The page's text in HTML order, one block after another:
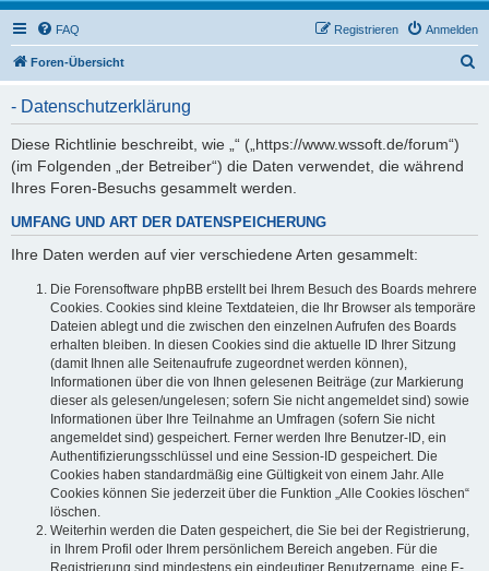
FAQ Anmelden
Registrieren
Foren-Übersicht
- Datenschutzerklärung
Diese Richtlinie beschreibt, wie „“ („https://www.wssoft.de/forum“)
(im Folgenden „der Betreiber“) die Daten verwendet, die während
Ihres Foren-Besuchs gesammelt werden.
UMFANG UND ART DER DATENSPEICHERUNG
Ihre Daten werden auf vier verschiedene Arten gesammelt:
Die Forensoftware phpBB erstellt bei Ihrem Besuch des Boards mehrere
Cookies. Cookies sind kleine Textdateien, die Ihr Browser als temporäre
Dateien ablegt und die zwischen den einzelnen Aufrufen des Boards
erhalten bleiben. In diesen Cookies sind die aktuelle ID Ihrer Sitzung
(damit Ihnen alle Seitenaufrufe zugeordnet werden können),
Informationen über die von Ihnen gelesenen Beiträge (zur Markierung
dieser als gelesen/ungelesen; sofern Sie nicht angemeldet sind) sowie
Informationen über Ihre Teilnahme an Umfragen (sofern Sie nicht
angemeldet sind) gespeichert. Ferner werden Ihre Benutzer-ID, ein
Authentifizierungsschlüssel und eine Session-ID gespeichert. Die
Cookies haben standardmäßig eine Gültigkeit von einem Jahr. Alle
Cookies können Sie jederzeit über die Funktion „Alle Cookies löschen“
löschen.
Weiterhin werden die Daten gespeichert, die Sie bei der Registrierung,
in Ihrem Profil oder Ihrem persönlichem Bereich angeben. Für die
Registrierung sind mindestens ein eindeutiger Benutzername, eine E-